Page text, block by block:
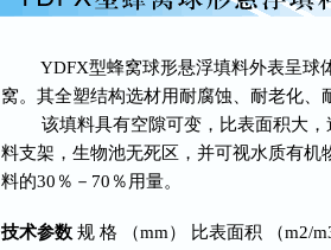
YDFX型蜂窝球形悬浮填料外表呈球
窝。其全塑结构选材用耐腐蚀、耐老化
该填料具有空隙可变，比表面积大，
料支架，生物池无死区，并可视水质有
料的30％－70％用量。
技术参数 规 格 （mm） 比表面积 （m2/